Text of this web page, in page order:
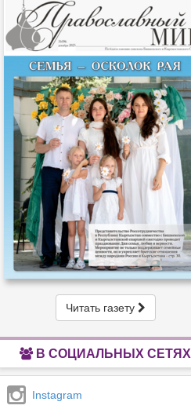
Читать газету
В СОЦИАЛЬНЫХ СЕТЯХ
Instagram